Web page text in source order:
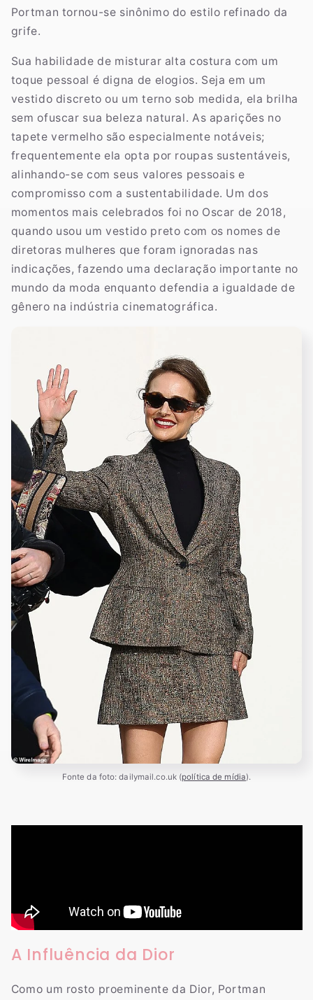
Portman tornou-se sinônimo do estilo refinado da
grife.
Sua habilidade de misturar alta costura com um
toque pessoal é digna de elogios. Seja em um
vestido discreto ou um terno sob medida, ela brilha
sem ofuscar sua beleza natural. As aparições no
tapete vermelho são especialmente notáveis;
frequentemente ela opta por roupas sustentáveis,
alinhando-se com seus valores pessoais e
compromisso com a sustentabilidade. Um dos
momentos mais celebrados foi no Oscar de 2018,
quando usou um vestido preto com os nomes de
diretoras mulheres que foram ignoradas nas
indicações, fazendo uma declaração importante no
mundo da moda enquanto defendia a igualdade de
gênero na indústria cinematográfica.
Fonte da foto: dailymail.co.uk (política de mídia).
A Influência da Dior
Como um rosto proeminente da Dior, Portman